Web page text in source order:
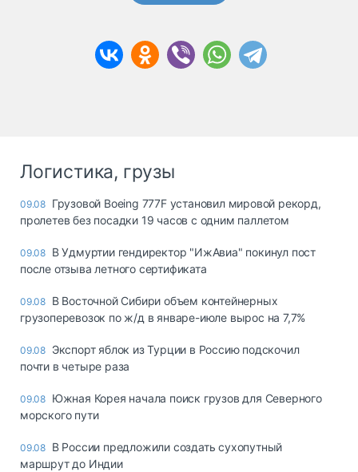
Логистика, грузы
09.08 Грузовой Boeing 777F установил мировой рекорд,
пролетев без посадки 19 часов с одним паллетом
09.08 В Удмуртии гендиректор "ИжАвиа" покинул пост
после отзыва летного сертификата
09.08 В Восточной Сибири объем контейнерных
грузоперевозок по ж/д в январе-июле вырос на 7,7%
09.08 Экспорт яблок из Турции в Россию подскочил
почти в четыре раза
09.08 Южная Корея начала поиск грузов для Северного
морского пути
09.08 В России предложили создать сухопутный
маршрут до Индии